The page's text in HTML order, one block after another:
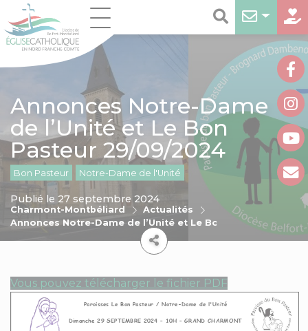
Annonces Notre-Dame
de l’Unité et Le Bon
Pasteur 29/09/2024
Bon Pasteur Notre-Dame de l'Unité
Charmont-Montbéliard
Actualités
Annonces Notre-Dame de l’Unité et Le Bon Pasteur 29/09/
Publié le 27 septembre 2024
Vous pouvez télécharger le fichier PDF